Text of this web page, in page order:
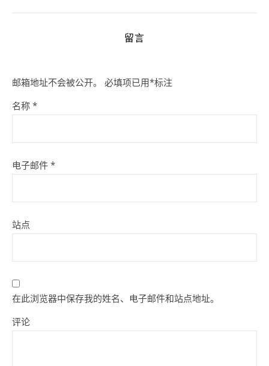
留言
邮箱地址不会被公开。 必填项已用*标注
名称 *
电子邮件 *
站点
在此浏览器中保存我的姓名、电子邮件和站点地址。
评论